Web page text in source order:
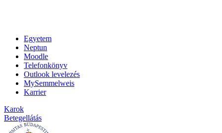
Egyetem
Neptun
Moodle
Telefonkönyv
Outlook levelezés
MySemmelweis
Karrier
Karok
Betegellátás